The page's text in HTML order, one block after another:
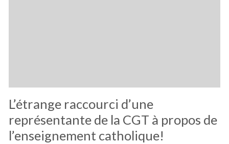
L’étrange raccourci d’une
représentante de la CGT à propos de
l’enseignement catholique!